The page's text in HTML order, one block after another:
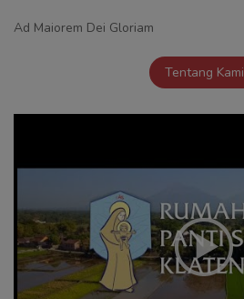
Ad Maiorem Dei Gloriam
Tentang Kami